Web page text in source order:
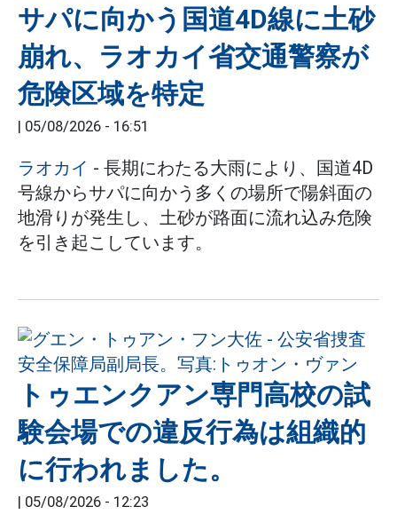
サパに向かう国道4D線に土砂
崩れ、ラオカイ省交通警察が
危険区域を特定
| 05/08/2026 - 16:51
ラオカイ - 長期にわたる大雨により、国道4D
号線からサパに向かう多くの場所で陽斜面の
地滑りが発生し、土砂が路面に流れ込み危険
を引き起こしています。
トゥエンクアン専門高校の試
験会場での違反行為は組織的
に行われました。
| 05/08/2026 - 12:23